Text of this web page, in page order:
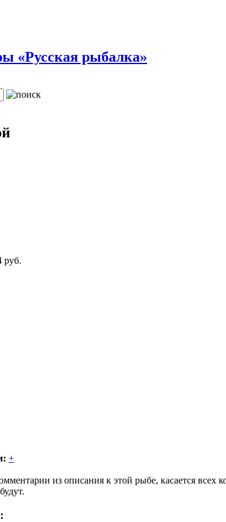
«Русская рыбалка»
руб.
+
из описания к этой рыбе, касается